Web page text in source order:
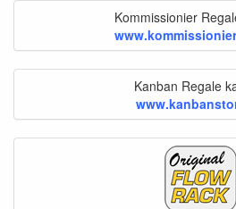
Kommissionier
Kanban Regale